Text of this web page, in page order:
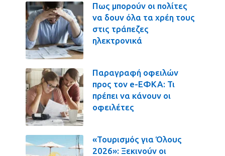
Πως μπορούν οι πολίτες
να δουν όλα τα χρέη τους
στις τράπεζες
ηλεκτρονικά
Παραγραφή οφειλών
προς τον e-ΕΦΚΑ: Τι
πρέπει να κάνουν οι
οφειλέτες
«Τουρισμός για Όλους
2026»: Ξεκινούν οι